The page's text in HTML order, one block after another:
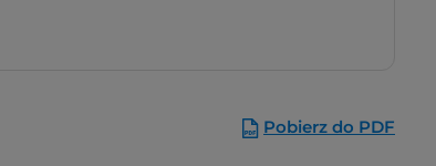
Pobierz do PDF